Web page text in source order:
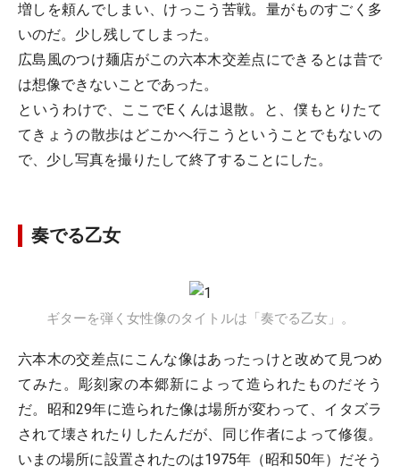
増しを頼んでしまい、けっこう苦戦。量がものすごく多
いのだ。少し残してしまった。
広島風のつけ麺店がこの六本木交差点にできるとは昔で
は想像できないことであった。
というわけで、ここでEくんは退散。と、僕もとりたて
てきょうの散歩はどこかへ行こうということでもないの
で、少し写真を撮りたして終了することにした。
奏でる乙女
ギターを弾く女性像のタイトルは「奏でる乙女」。
六本木の交差点にこんな像はあったっけと改めて見つめ
てみた。彫刻家の本郷新によって造られたものだそう
だ。昭和29年に造られた像は場所が変わって、イタズラ
されて壊されたりしたんだが、同じ作者によって修復。
いまの場所に設置されたのは1975年（昭和50年）だそう